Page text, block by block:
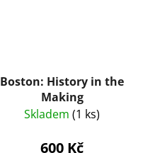
Boston: History in the
Making
Skladem (1 ks)
600 Kč